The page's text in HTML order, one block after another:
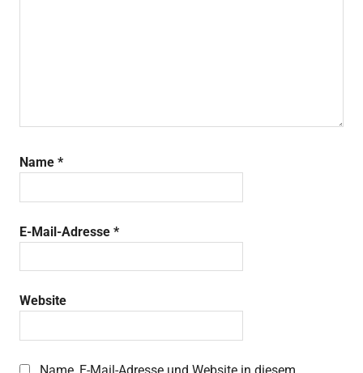
Name *
E-Mail-Adresse *
Website